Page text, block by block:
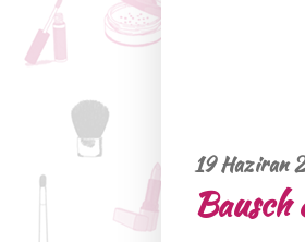
19 Haziran
Bausch